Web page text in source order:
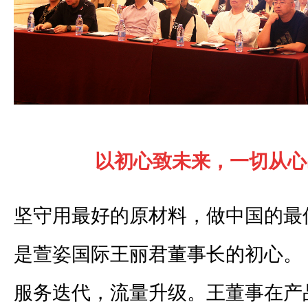
以初心致未来，一切从
坚守用最好的原材料，做中国的
是萱姿国际王丽君董事长的初心。
服务迭代，流量升级。王董事在